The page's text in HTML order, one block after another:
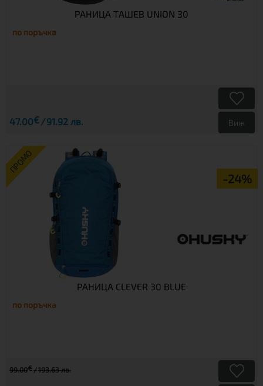
РАНИЦА ТАШЕВ UNION 30
по поръчка
47.00€ 91.92 лв. Виж
ПРОМО
-24%
РАНИЦА CLEVER 30 BLUE
по поръчка
99.00€ 193.63 лв.